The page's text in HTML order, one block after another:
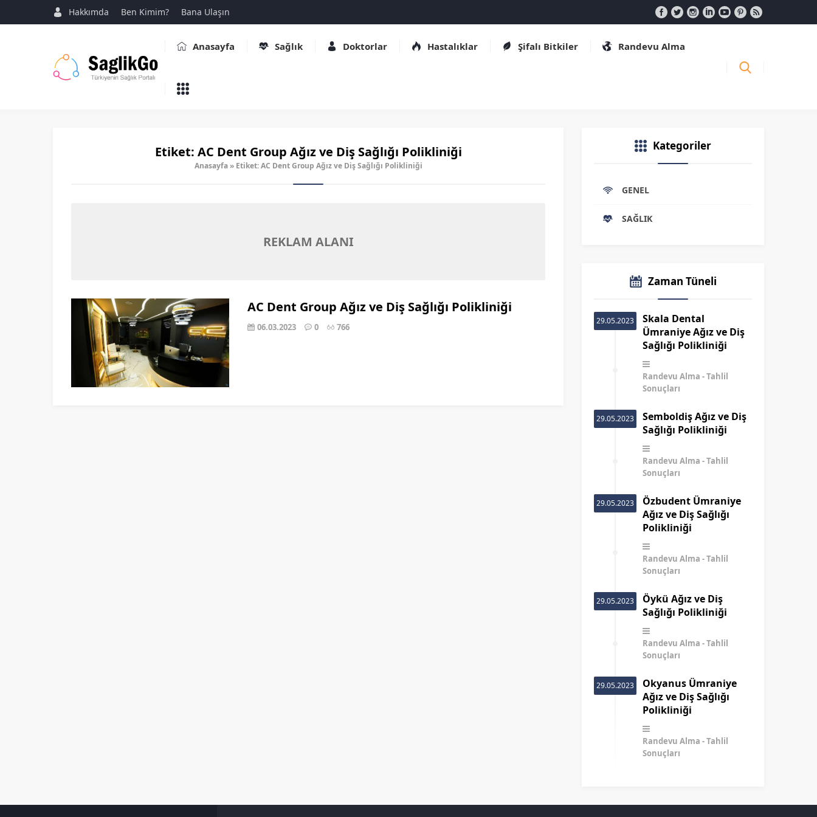
Hakkımda Ben Kimim? Bana Ulaşın
Anasayfa Sağlık Doktorlar Hastalıklar Şifalı Bitkiler Randevu Alma
Etiket: AC Dent Group Ağız ve Diş Sağlığı Polikliniği
Anasayfa » Etiket: AC Dent Group Ağız ve Diş Sağlığı Polikliniği
REKLAM ALANI
AC Dent Group Ağız ve Diş Sağlığı Polikliniği
06.03.2023 0 766
Kategoriler
GENEL
SAĞLIK
Zaman Tüneli
29.05.2023
Skala Dental
Ümraniye Ağız ve Diş
Sağlığı Polikliniği
Randevu Alma
Tahlil
Sonuçları
29.05.2023
Semboldiş Ağız ve Diş
Sağlığı Polikliniği
Randevu Alma
Tahlil
Sonuçları
29.05.2023
Özbudent Ümraniye
Ağız ve Diş Sağlığı
Polikliniği
Randevu Alma
Tahlil
Sonuçları
29.05.2023
Öykü Ağız ve Diş
Sağlığı Polikliniği
Randevu Alma
Tahlil
Sonuçları
29.05.2023
Okyanus Ümraniye
Ağız ve Diş Sağlığı
Polikliniği
Randevu Alma
Tahlil
Sonuçları